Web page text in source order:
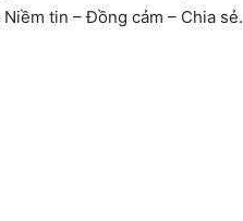
Niềm tin – Đồng cảm – Chia sẻ.